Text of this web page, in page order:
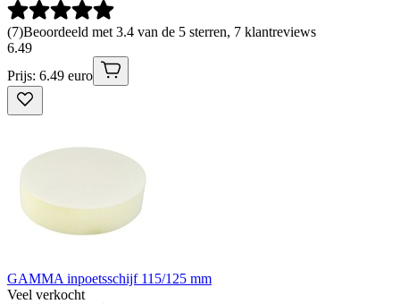
(7)Beoordeeld met 3.4 van de 5 sterren, 7 klantreviews
6.49
Prijs: 6.49 euro
GAMMA inpoetsschijf 115/125 mm
Veel verkocht